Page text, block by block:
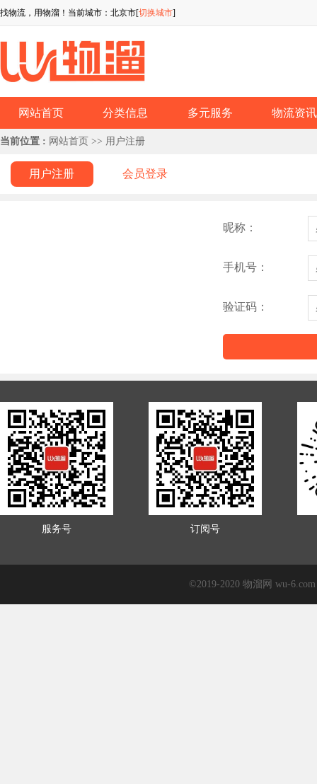
找物流，用物溜！当前城市：北京市[切换城市]
网站首页 分类信息 多元服务 物流资讯
当前位置 : 网站首页 >> 用户注册
用户注册 会员登录
昵称：
手机号：
验证码：
服务号 订阅号
©2019-2020 物溜网 wu-